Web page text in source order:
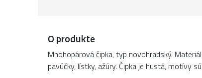
O produkte
Mnohopárová čipka, typ novohradský.
pavúčky, lístky, ažúry. Čipka je hustá, motívy